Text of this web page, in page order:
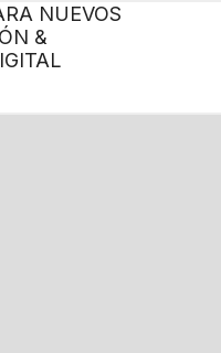
NUEVOS
&